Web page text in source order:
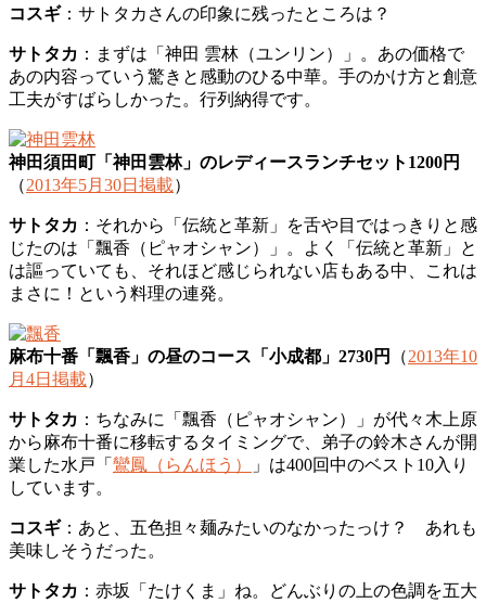
コスギ：サトタカさんの印象に残ったところは？
サトタカ ：まずは「神田 雲林（ユンリン）」。あの価格で
あの内容っていう驚きと感動のひる中華。手のかけ方と創意
工夫がすばらしかった。行列納得です。
神田須田町「神田雲林」のレディースランチセット1200円
（2013年5月30日掲載）
サトタカ ：それから「伝統と革新」を舌や目ではっきりと感
じたのは「飄香（ピャオシャン）」。よく「伝統と革新」と
は謳っていても、それほど感じられない店もある中、これは
まさに！という料理の連発。
麻布十番「飄香」の昼のコース「小成都」2730円 （2013年10
月4日掲載）
サトタカ ：ちなみに「飄香（ピャオシャン）」が代々木上原
から麻布十番に移転するタイミングで、弟子の鈴木さんが開
業した水戸「 鸞鳳（らんほう）
」は400回中のベスト10入り
しています。
コスギ：あと、五色担々麺みたいのなかったっけ？ あれも
美味しそうだった。
サトタカ ：赤坂「たけくま」ね。どんぶりの上の色調を五大